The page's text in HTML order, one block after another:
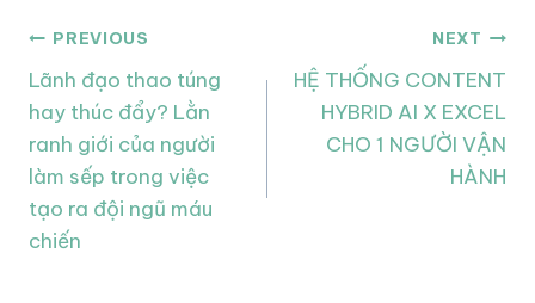
Điều
hướng
bài
viết
PREVIOUS
Lãnh đạo thao túng
hay thúc đẩy? Lằn
ranh giới của người
làm sếp trong việc
tạo ra đội ngũ máu
chiến
NEXT
HỆ THỐNG CONTENT
HYBRID AI X EXCEL
CHO 1 NGƯỜI VẬN
HÀNH